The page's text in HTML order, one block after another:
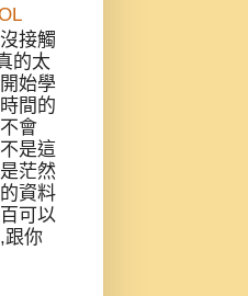
接觸
的太
始學
間的
會
是這
茫然
資料
可以
跟你